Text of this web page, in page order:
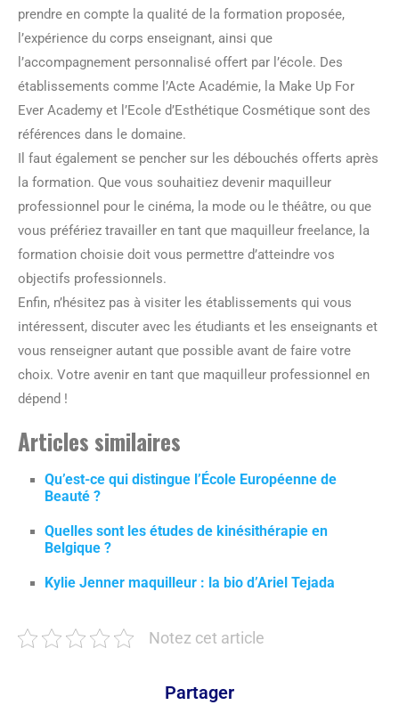
prendre en compte la qualité de la formation proposée,
l’expérience du corps enseignant, ainsi que
l’accompagnement personnalisé offert par l’école. Des
établissements comme l’Acte Académie, la Make Up For
Ever Academy et l’Ecole d’Esthétique Cosmétique sont des
références dans le domaine.
Il faut également se pencher sur les débouchés offerts après
la formation. Que vous souhaitiez devenir maquilleur
professionnel pour le cinéma, la mode ou le théâtre, ou que
vous préfériez travailler en tant que maquilleur freelance, la
formation choisie doit vous permettre d’atteindre vos
objectifs professionnels.
Enfin, n’hésitez pas à visiter les établissements qui vous
intéressent, discuter avec les étudiants et les enseignants et
vous renseigner autant que possible avant de faire votre
choix. Votre avenir en tant que maquilleur professionnel en
dépend !
Articles similaires
Qu’est-ce qui distingue l’École Européenne de
Beauté ?
Quelles sont les études de kinésithérapie en
Belgique ?
Kylie Jenner maquilleur : la bio d’Ariel Tejada
Notez cet article
Partager